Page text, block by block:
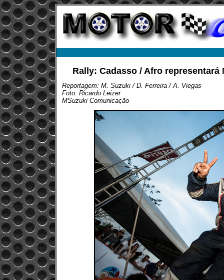
Rally: Cadasso / Afro
Reportagem: M. Suzuki / D. Ferreira / A. Viegas
Foto: Ricardo Leizer
MSuzuki Comunicação